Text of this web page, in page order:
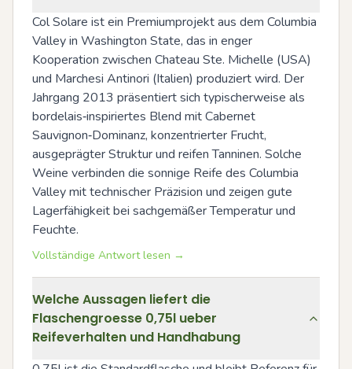
Col Solare ist ein Premiumprojekt aus dem Columbia
Valley in Washington State, das in enger
Kooperation zwischen Chateau Ste. Michelle (USA)
und Marchesi Antinori (Italien) produziert wird. Der
Jahrgang 2013 präsentiert sich typischerweise als
bordelais‑inspiriertes Blend mit Cabernet
Sauvignon‑Dominanz, konzentrierter Frucht,
ausgeprägter Struktur und reifen Tanninen. Solche
Weine verbinden die sonnige Reife des Columbia
Valley mit technischer Präzision und zeigen gute
Lagerfähigkeit bei sachgemäßer Temperatur und
Feuchte.
Vollständige Antwort lesen →
Welche Aussagen liefert die
Flaschengroesse 0,75l ueber
Reifeverhalten und Handhabung